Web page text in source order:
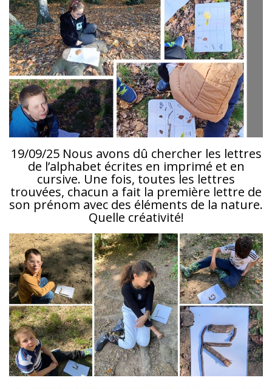
19/09/25 Nous avons dû chercher les lettres
de l’alphabet écrites en imprimé et en
cursive. Une fois, toutes les lettres
trouvées, chacun a fait la première lettre de
son prénom avec des éléments de la nature.
Quelle créativité!